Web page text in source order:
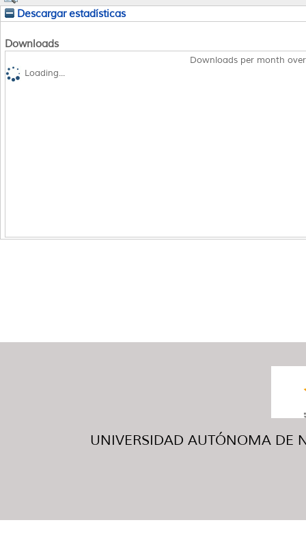
Descargar estadísticas
Downloads
Downloads per month
Loading...
UNIVERSIDAD AUTÓNOMA DE